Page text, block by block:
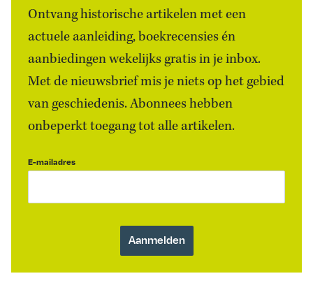
Ontvang historische artikelen met een
actuele aanleiding, boekrecensies én
aanbiedingen wekelijks gratis in je inbox.
Met de nieuwsbrief mis je niets op het gebied
van geschiedenis. Abonnees hebben
onbeperkt toegang tot alle artikelen.
E-mailadres